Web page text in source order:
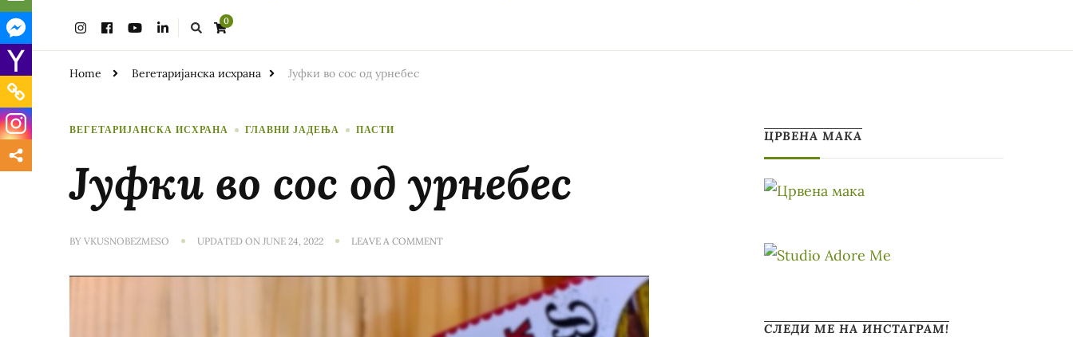
0
Home Вегетаријанска исхрана Јуфки во сос од урнебес
ВЕГЕТАРИЈАНСКА ИСХРАНА ГЛАВНИ ЈАДЕЊА ПАСТИ
Јуфки во сос од урнебес
BY VKUSNOBEZMESO UPDATED ON JUNE 24, 2022 LEAVE A COMMENTON
СОС
ЦРВЕНА МАКА
СЛЕДИ МЕ НА ИНСТАГРАМ!